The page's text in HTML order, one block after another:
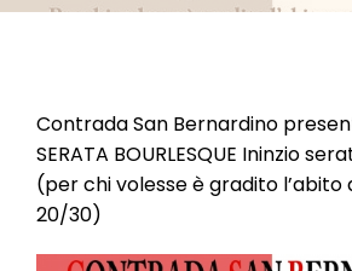
Contrada San Bernardino
SERATA BOURLESQUE Ininzio
(per chi volesse è gradito l’abito
20/30)